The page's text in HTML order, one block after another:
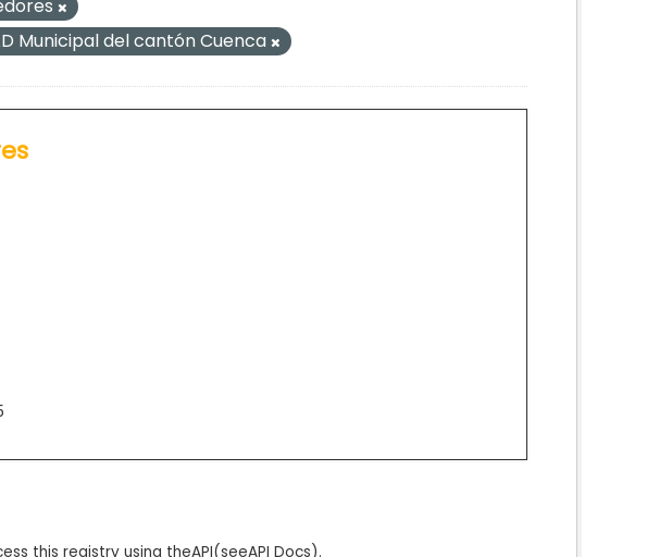
Municipal del cantón Cuenca
this registry using theAPI(seeAPI Docs).